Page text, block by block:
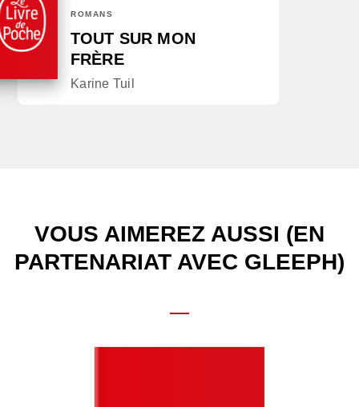
ROMANS
TOUT SUR MON
FRÈRE
Karine Tuil
VOUS AIMEREZ AUSSI (EN
PARTENARIAT AVEC GLEEPH)